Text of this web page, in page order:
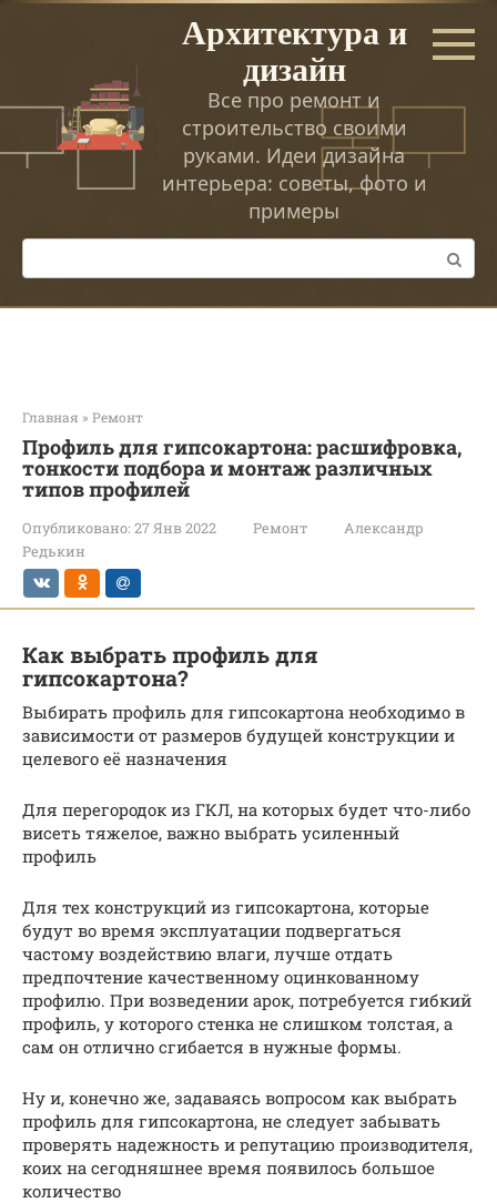
Перейти
Архитектура и
дизайн
Все про ремонт и
строительство своими
руками. Идеи дизайна
интерьера: советы, фото и
примеры
Поиск:
Главная » Ремонт
Профиль для гипсокартона: расшифровка,
тонкости подбора и монтаж различных
типов профилей
Опубликовано: 27 Янв 2022 Ремонт
Александр
Редькин
Как выбрать профиль для
гипсокартона?
Выбирать профиль для гипсокартона необходимо в
зависимости от размеров будущей конструкции и
целевого её назначения
Для перегородок из ГКЛ, на которых будет что-либо
висеть тяжелое, важно выбрать усиленный
профиль
Для тех конструкций из гипсокартона, которые
будут во время эксплуатации подвергаться
частому воздействию влаги, лучше отдать
предпочтение качественному оцинкованному
профилю. При возведении арок, потребуется гибкий
профиль, у которого стенка не слишком толстая, а
сам он отлично сгибается в нужные формы.
Ну и, конечно же, задаваясь вопросом как выбрать
профиль для гипсокартона, не следует забывать
проверять надежность и репутацию производителя,
коих на сегодняшнее время появилось большое
количество